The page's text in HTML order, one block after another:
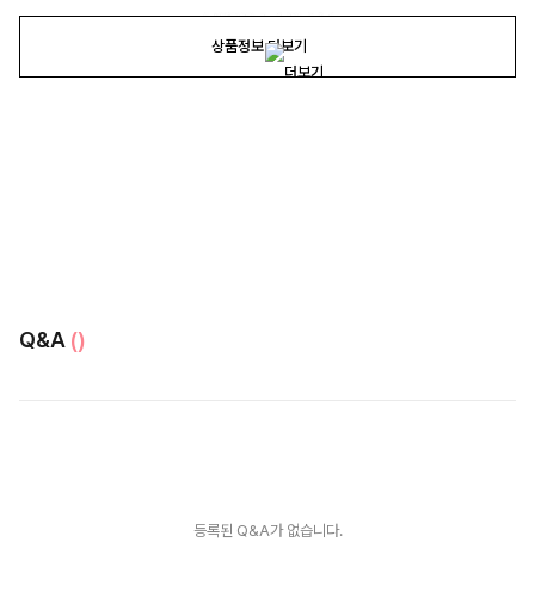
상품정보 더보기
Q&A ()
등록된 Q&A가 없습니다.